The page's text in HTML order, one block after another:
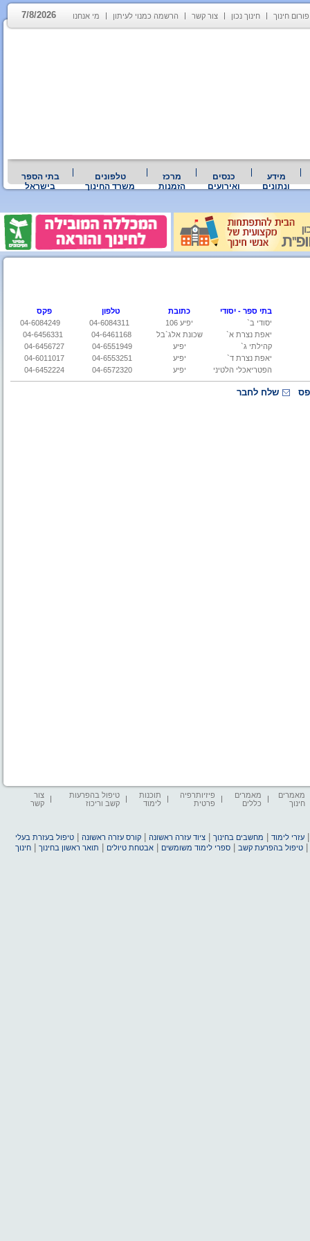
פורום חינוך חינוך נכון צור קשר הרשמה כמנוי לעיתון מי אנחנו 7/8/2026
מידע
ונתונים
כנסים
ואירועים
מרכז
הזמנות
טלפונים
משרד החינוך
בתי הספר
בישראל
בתי ספר - יסודי כתובת טלפון
פקס
יסודי ב`
יפיע 106
04-6084249
יאפת נצרת א`
שכונת אלג`בל 04-6461168
קהילתי ג`
יפיע 04-6551949
04-6456727
יאפת נצרת ד`
יפיע 04-6553251
04-6011017
הפטריאכלי הלטיני
יפיע 04-6572320
04-6452224
שלח לחבר
מאמרים
חינוך
מאמרים
כללים
פיזיותרפיה
פרטית
תוכנות
לימוד
טיפול בהפרעות
קשב וריכוז
צור
קשר
עזרי לימוד מחשבים בחינוך |ציוד עזרה ראשונה |קורס עזרה ראשונה |טיפול בעזרת בעלי
|טיפול בהפרעת קשב |ספרי לימוד משומשים |אבטחת טיולים תואר ראשון בחינוך |חינוך